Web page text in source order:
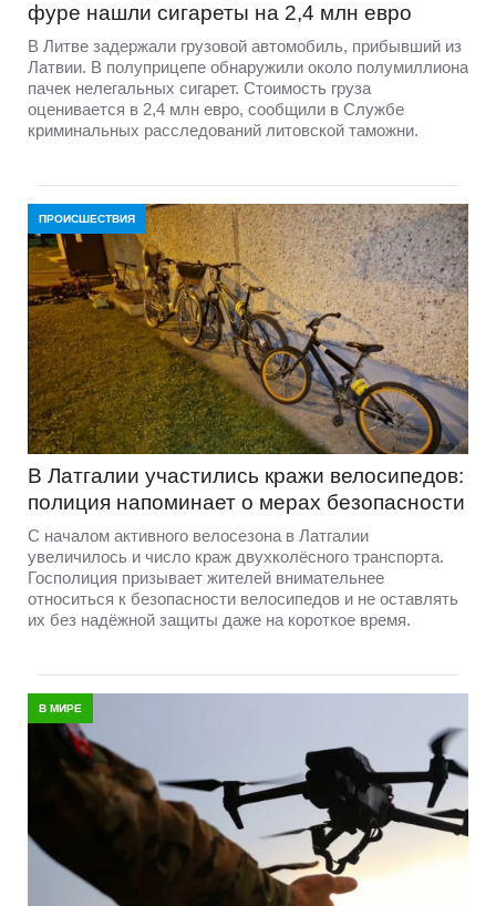
фуре нашли сигареты на 2,4 млн евро
В Литве задержали грузовой автомобиль, прибывший из
Латвии. В полуприцепе обнаружили около полумиллиона
пачек нелегальных сигарет. Стоимость груза
оценивается в 2,4 млн евро, сообщили в Службе
криминальных расследований литовской таможни.
ПРОИСШЕСТВИЯ
В Латгалии участились кражи велосипедов:
полиция напоминает о мерах безопасности
С началом активного велосезона в Латгалии
увеличилось и число краж двухколёсного транспорта.
Госполиция призывает жителей внимательнее
относиться к безопасности велосипедов и не оставлять
их без надёжной защиты даже на короткое время.
В МИРЕ